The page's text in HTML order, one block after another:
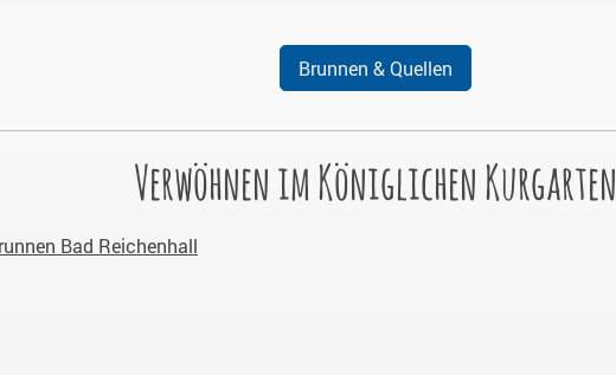
Brunnen & Quellen
Verwöhnen im Königlichen Kurgarten